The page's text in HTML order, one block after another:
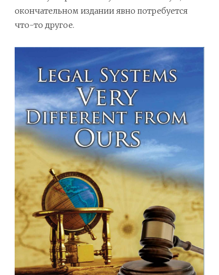
окончательном издании явно потребуется
что-то другое.